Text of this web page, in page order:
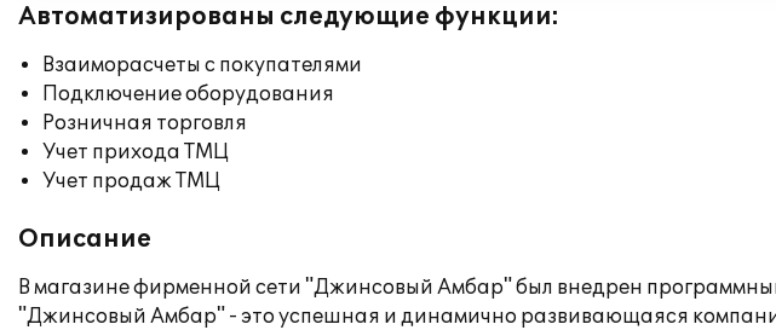
Автоматизированы следующие функции:
Взаиморасчеты с покупателями
Подключение оборудования
Розничная торговля
Учет прихода ТМЦ
Учет продаж ТМЦ
Описание
В магазине фирменной сети "Джинсовый Амбар" был внедрен
"Джинсовый Амбар" - это успешная и динамично развивающаяся